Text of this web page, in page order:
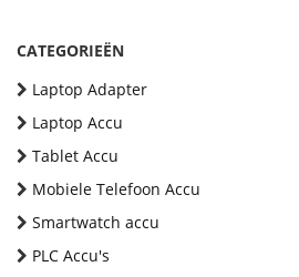
CATEGORIEËN
Laptop Adapter
Laptop Accu
Tablet Accu
Mobiele Telefoon Accu
Smartwatch accu
PLC Accu's